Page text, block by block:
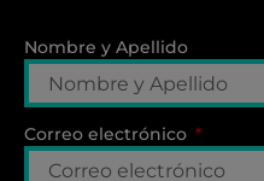
Nombre y Apellido
Correo electrónico